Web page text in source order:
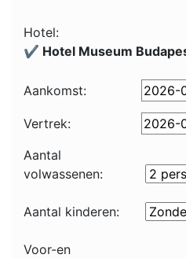
Hotel:
✔️ Hotel Museum
Aankomst:
Vertrek:
Aantal
volwassenen:
Aantal kinderen:
Voor-en